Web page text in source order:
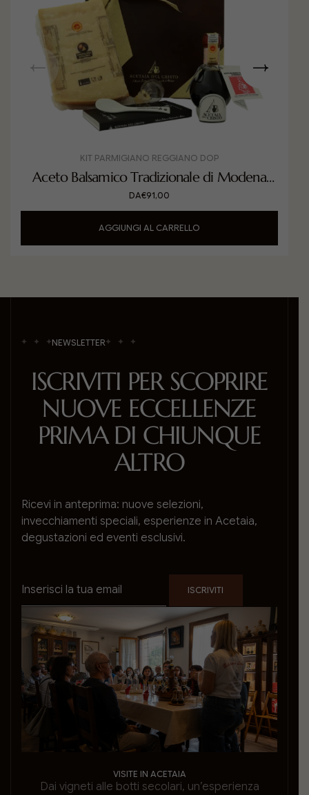
KIT PARMIGIANO REGGIANO DOP
Aceto Balsamico Tradizionale di Modena
DOP Classico con Parmigiano Reggiano
DOP
DA€91,00
AGGIUNGI AL CARRELLO
NEWSLETTER
ISCRIVITI PER SCOPRIRE
NUOVE ECCELLENZE
PRIMA DI CHIUNQUE
ALTRO
Ricevi in anteprima: nuove selezioni,
invecchiamenti speciali, esperienze in Acetaia,
degustazioni ed eventi esclusivi.
VISITE IN ACETAIA
Dai vigneti alle botti secolari, un’esperienza